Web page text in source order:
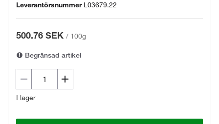
Leverantörsnummer L03679.22
500.76 SEK / 100g
Begränsad artikel
I lager